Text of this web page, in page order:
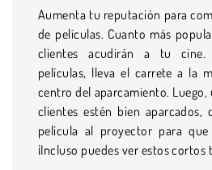
Aumenta tu reputación para
de películas. Cuanto más
clientes acudirán a tu cine.
películas, lleva el carrete a la
centro del aparcamiento. Luego,
clientes estén bien aparcados,
película al proyector para
¡Incluso puedes ver estos cortos